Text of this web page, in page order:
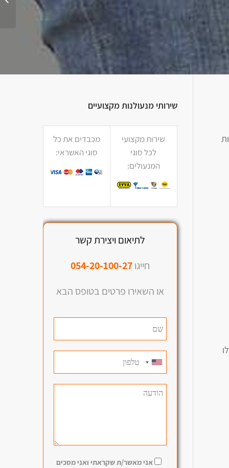
שירותי מנעולנות מקצועיים
שירות מקצועי
לכל סוגי
המנעולים:
מכבדים את כל
סוגי האשראי:
לתיאום ויצירת קשר
חייגו054-20-100-27
או השאירו פרטים בטופס הבא
אני מאשר/ת שקראתי ואני מסכים